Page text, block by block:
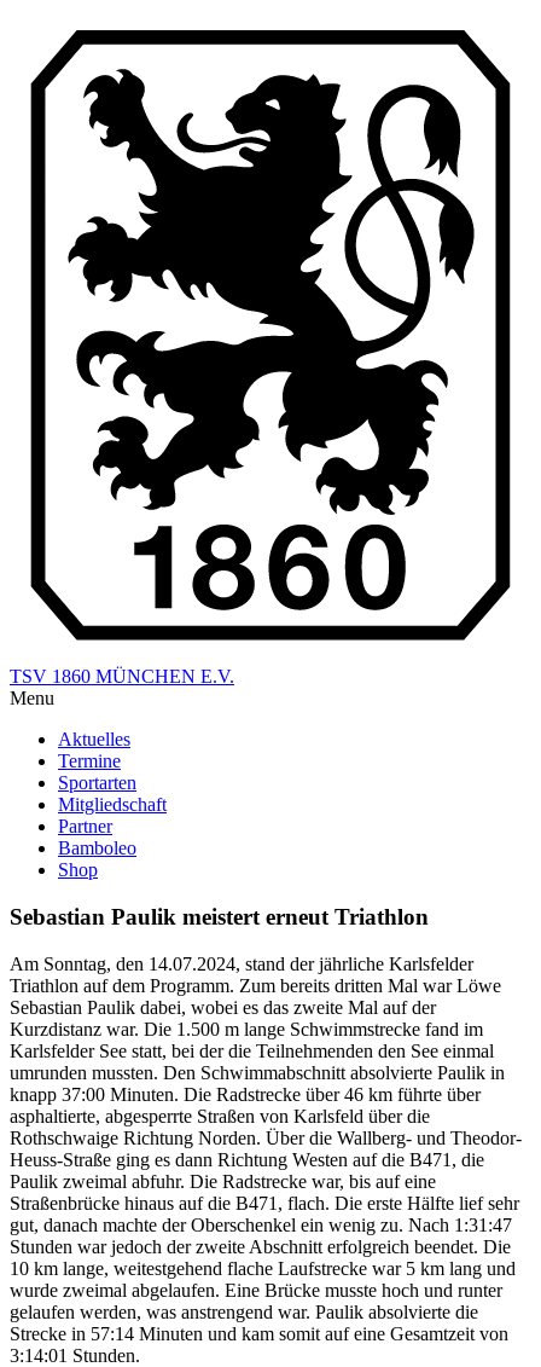
TSV 1860 MÜNCHEN E.V.
Menu
Aktuelles
Termine
Sportarten
Mitgliedschaft
Partner
Bamboleo
Shop
Sebastian Paulik meistert erneut Triathlon
Am Sonntag, den 14.07.2024, stand der jährliche Karlsfelder
Triathlon auf dem Programm. Zum bereits dritten Mal war Löwe
Sebastian Paulik dabei, wobei es das zweite Mal auf der
Kurzdistanz war. Die 1.500 m lange Schwimmstrecke fand im
Karlsfelder See statt, bei der die Teilnehmenden den See einmal
umrunden mussten. Den Schwimmabschnitt absolvierte Paulik in
knapp 37:00 Minuten. Die Radstrecke über 46 km führte über
asphaltierte, abgesperrte Straßen von Karlsfeld über die
Rothschwaige Richtung Norden. Über die Wallberg- und Theodor-
Heuss-Straße ging es dann Richtung Westen auf die B471, die
Paulik zweimal abfuhr. Die Radstrecke war, bis auf eine
Straßenbrücke hinaus auf die B471, flach. Die erste Hälfte lief sehr
gut, danach machte der Oberschenkel ein wenig zu. Nach 1:31:47
Stunden war jedoch der zweite Abschnitt erfolgreich beendet. Die
10 km lange, weitestgehend flache Laufstrecke war 5 km lang und
wurde zweimal abgelaufen. Eine Brücke musste hoch und runter
gelaufen werden, was anstrengend war. Paulik absolvierte die
Strecke in 57:14 Minuten und kam somit auf eine Gesamtzeit von
3:14:01 Stunden.